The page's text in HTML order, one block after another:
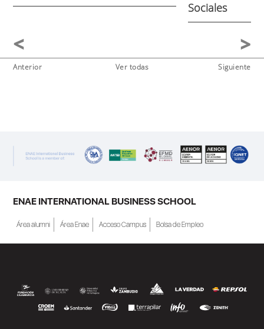
Sociales
Anterior Ver todas Siguiente
ENAE INTERNATIONAL BUSINESS SCHOOL
Área alumni Área Enae Acceso Campus Bolsa de Empleo